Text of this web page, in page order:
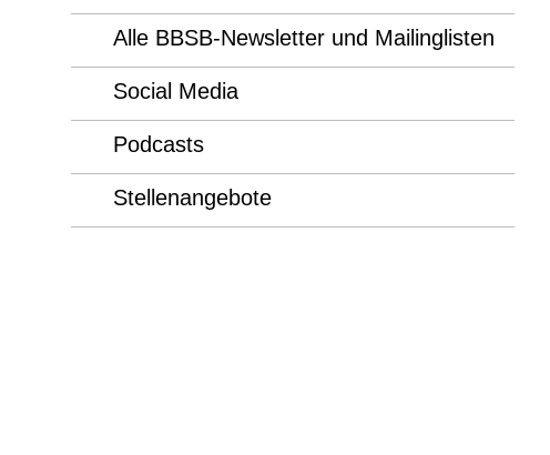
Alle BBSB-Newsletter und Mailinglisten
Social Media
Podcasts
Stellenangebote